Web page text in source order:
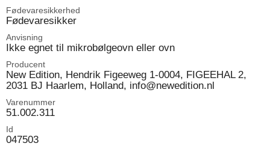
Fødevaresikkerhed
Fødevaresikker
Anvisning
Ikke egnet til mikrobølgeovn eller ovn
Producent
New Edition, Hendrik Figeeweg 1-0004, FIGEEHAL 2,
2031 BJ Haarlem, Holland, info@newedition.nl
Varenummer
51.002.311
Id
047503